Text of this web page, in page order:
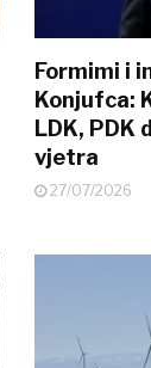
Formimi i
Konjufca:
LDK, PDK
vjetra
27/07/2026